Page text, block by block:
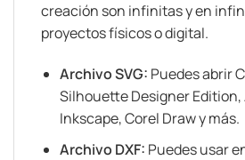
creación son infinitas y en
proyectos físicos o digital.
Archivo SVG: Puedes abrir
Silhouette Designer Edition,
Inkscape, Corel Draw y más.
Archivo DXF: Puedes usar